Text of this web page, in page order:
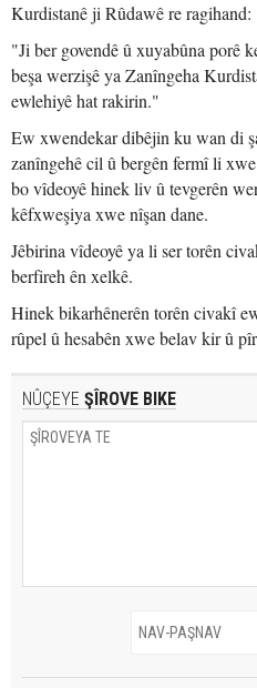
Kurdistanê ji Rûdawê re ragihand:
"Ji ber govendê û xuyabûna porê
beşa werzişê ya Zanîngeha
ewlehiyê hat rakirin."
Ew xwendekar dibêjin ku wan di
zanîngehê cil û bergên fermî li
bo vîdeoyê hinek liv û tevgerên
kêfxweşiya xwe nîşan dane.
Jêbirina vîdeoyê ya li ser torên
berfireh ên xelkê.
Hinek bikarhênerên torên civakî
rûpel û hesabên xwe belav kir û
NÛÇEYE ŞÎROVE BIKE